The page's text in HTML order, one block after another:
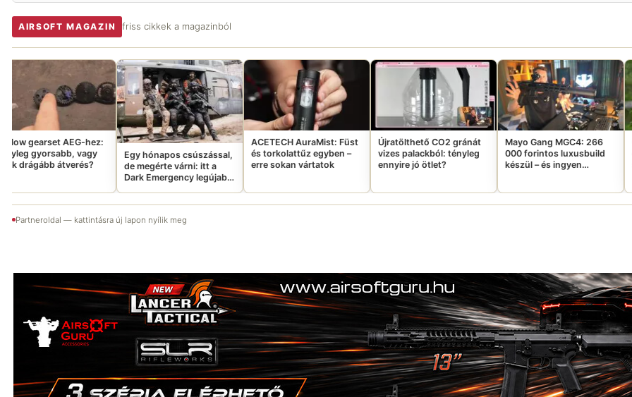
AIRSOFT MAGAZIN friss cikkek a magazinból
hez:
Egy hónapos csúszással,
de megérte várni: itt a
Dark Emergency legújabb
ACETECH AuraMist: Füst
és torkolattűz egyben –
erre sokan vártatok
Újratölthető CO2 gránát
vizes palackból: tényleg
ennyire jó ötlet?
Mayo Gang MGC4: 266
000 forintos luxusbuild
készül – és ingyen
Ghillie-suit,
egy troll, aki nem
saját bulijára
Partneroldal — kattintásra új lapon nyílik meg